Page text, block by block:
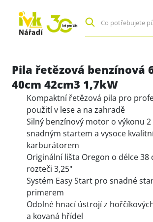
Pila řetězová benzínová
40cm 42cm3 1,7kW
Kompaktní řetězová pila pro
použití v lese a na zahradě
Silný benzínový motor o výkonu 2
snadným startem a vysoce
karburátorem
Originální lišta Oregon o délce 38
rozteči 3,25"
Systém Easy Start pro snadné
primerem
Odolné hnací ústrojí z
a kovaná hřídel